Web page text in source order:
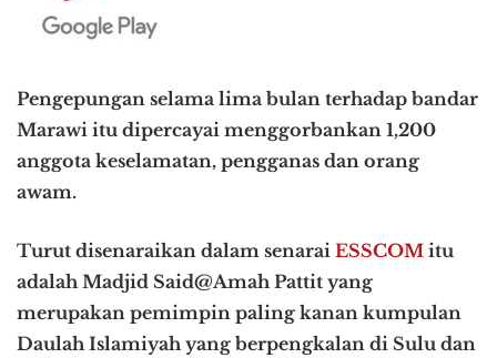
Pengepungan selama lima bulan terhadap bandar
Marawi itu dipercayai menggorbankan 1,200
anggota keselamatan, pengganas dan orang
awam.
Turut disenaraikan dalam senarai ESSCOM itu
adalah Madjid Said@Amah Pattit yang
merupakan pemimpin paling kanan kumpulan
Daulah Islamiyah yang berpengkalan di Sulu dan